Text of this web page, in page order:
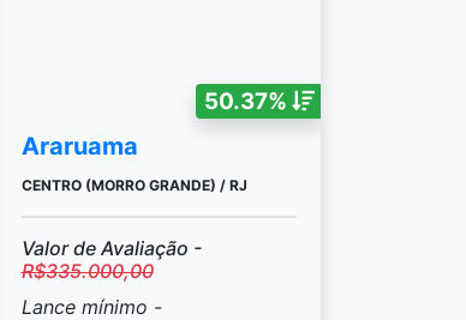
50.37%
Araruama
CENTRO (MORRO GRANDE) / RJ
Valor de Avaliação -
R$335.000,00
Lance mínimo -